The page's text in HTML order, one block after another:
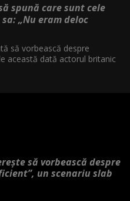
spună care sunt cele
„Nu eram deloc
să vorbească despre
această dată actorul britanic
să vorbească despre
un scenariu slab